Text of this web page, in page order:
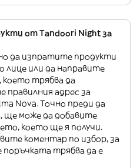
от Tandoori Night за
да изпратите продукти
лице или да направите
трябва да
правилния адрес за
Nova. Точно преди да
може да добавите
което ще я получи.
коментар по избор, за
поръчката трябва да е